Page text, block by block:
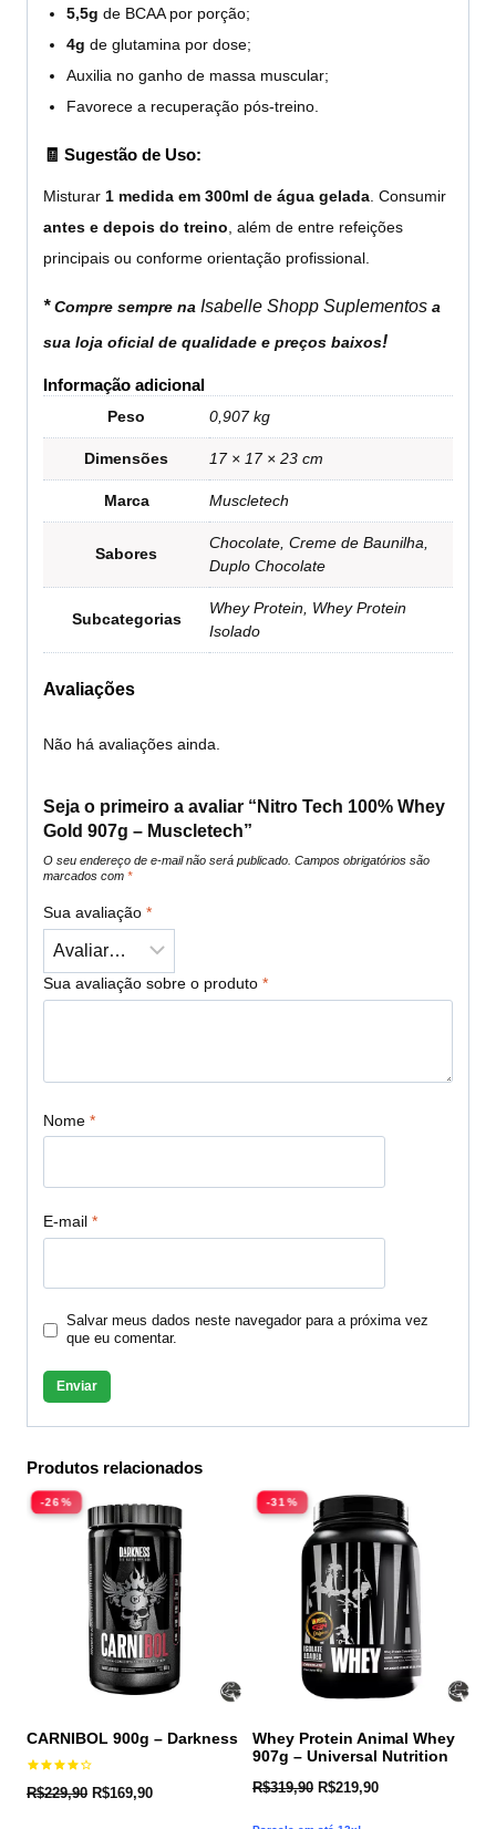
5,5g de BCAA por porção;
4g de glutamina por dose;
Auxilia no ganho de massa muscular;
Favorece a recuperação pós-treino.
🧾 Sugestão de Uso:
Misturar 1 medida em 300ml de água gelada . Consumir
antes e depois do treino , além de entre refeições
principais ou conforme orientação profissional.
*Compre sempre na Isabelle Shopp Suplementos a
sua loja oficial de qualidade e preços baixos!
Informação adicional
Peso 0,907 kg
Dimensões 17 × 17 × 23 cm
Marca Muscletech
Sabores
Chocolate, Creme de Baunilha,
Duplo Chocolate
Subcategorias
Whey Protein, Whey Protein
Isolado
Avaliações
Não há avaliações ainda.
Seja o primeiro a avaliar “Nitro Tech 100% Whey
Gold 907g – Muscletech”
O seu endereço de e-mail não será publicado. Campos obrigatórios são
marcados com *
Sua avaliação *
Sua avaliação sobre o produto *
Nome *
E-mail *
Salvar meus dados neste navegador para a próxima vez
que eu comentar.
Produtos relacionados
-26%
CARNIBOL 900g – Darkness
Avaliação
4.25
R$229,90 R$169,90
-31%
Whey Protein Animal Whey
907g – Universal Nutrition
R$319,90 R$219,90